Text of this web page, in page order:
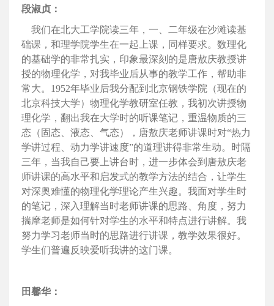
段淑贞：
我们在北大工学院读三年，一、二年级在沙滩读基
础课，和理学院学生在一起上课，同样要求。数理化
的基础学的非常扎实，印象最深刻的是唐敖庆教授讲
授的物理化学，对我毕业后从事的教学工作，帮助非
常大。1952年毕业后我分配到北京钢铁学院（现在的
北京科技大学）物理化学教研室任教，我初次讲授物
理化学，翻出我在大学时的听课笔记，重温物质的三
态（固态、液态、气态），唐敖庆老师讲课时对“热力
学讲过程、动力学讲速度”的道理讲得非常生动。时隔
三年，当我自己要上讲台时，进一步体会到唐敖庆老
师讲课的高水平和启发式的教学方法的结合，让学生
对深奥难懂的物理化学理论产生兴趣。我面对学生时
的笔记，深入理解当时老师讲课的思路、角度，努力
揣摩老师是如何针对学生的水平和特点进行讲解。我
努力学习老师当时的思路进行讲课，教学效果很好。
学生们普遍反映爱听我讲的这门课。
田馨华：